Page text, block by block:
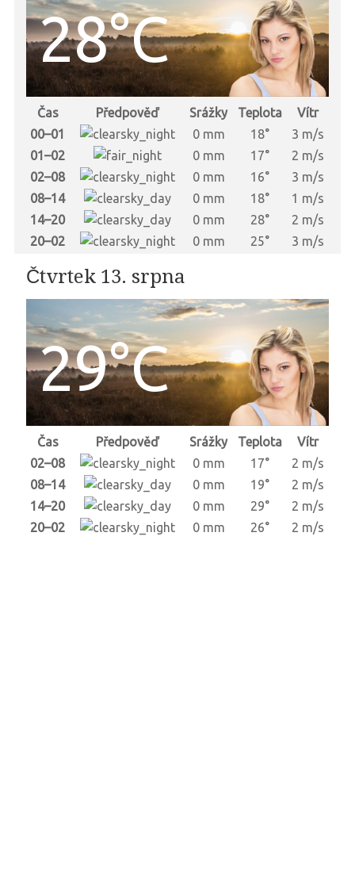
28°C
Čas Předpověď Srážky Teplota
Vítr
00–01
0 mm 18°
3 m/s
01–02
0 mm 17°
2 m/s
02–08
0 mm 16°
3 m/s
08–14
0 mm 18°
1 m/s
14–20
0 mm 28°
2 m/s
20–02
0 mm 25° 3 m/s
Čtvrtek 13. srpna
29°C
Čas Předpověď Srážky Teplota
Vítr
02–08
0 mm 17°
2 m/s
08–14
0 mm 19°
2 m/s
14–20
0 mm 29°
2 m/s
20–02
0 mm 26° 2 m/s